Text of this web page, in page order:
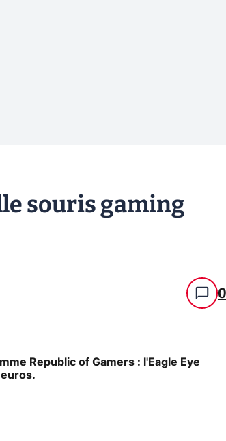
souris gaming
0
Republic of Gamers : l'Eagle Eye